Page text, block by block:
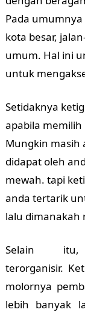
Pada
kota besar,
umum. Hal ini
untuk
Setidaknya
apabila
Mungkin masih
didapat oleh
mewah. tapi
anda tertarik
lalu dimanakah
Selain
terorganisir.
molornya
lebih banyak